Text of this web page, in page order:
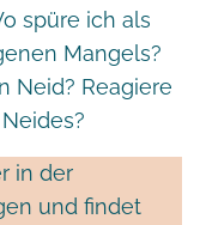
spüre ich als
Mangels?
Neid? Reagiere
in der
und findet